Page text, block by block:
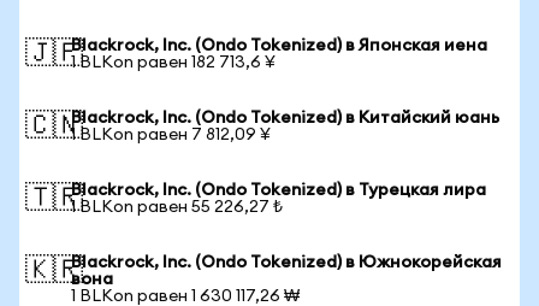
🇯🇵Blackrock, Inc. (Ondo Tokenized) в Японская иена
1 BLKon равен 182 713,6 ¥
🇨🇳Blackrock, Inc. (Ondo Tokenized) в Китайский юань
1 BLKon равен 7 812,09 ¥
🇹🇷Blackrock, Inc. (Ondo Tokenized) в Турецкая лира
1 BLKon равен 55 226,27 ₺
🇰🇷Blackrock, Inc. (Ondo Tokenized) в Южнокорейская
вона
1 BLKon равен 1 630 117,26 ₩